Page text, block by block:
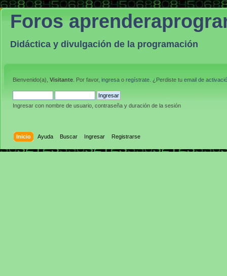
Foros
Didáctica y divulgación de la programación
Bienvenido(a), Visitante . Por favor, ingresa o regístrate . ¿Perdiste tu email de
Ingresar con nombre de usuario, contraseña y duración de la sesión
Inicio Ayuda Buscar Ingresar Registrarse